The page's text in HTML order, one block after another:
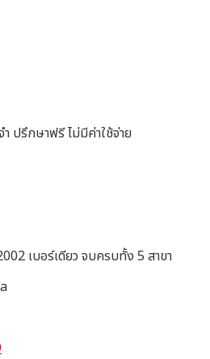
ปรึกษาฟรี ไม่มีค่าใช้จ่าย
เบอร์เดียว จบครบทั้ง 5 สาขา